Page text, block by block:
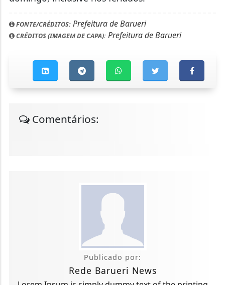
FONTE/CRÉDITOS:Prefeitura de Barueri
CRÉDITOS (IMAGEM DE CAPA):Prefeitura de Barueri
Comentários:
Publicado por:
Rede Barueri News